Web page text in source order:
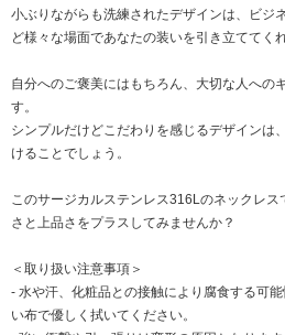
小ぶりながらも洗練されたデザインは、ビジ
ど様々な場面であなたの装いを引き立ててく
自分へのご褒美にはもちろん、大切な人への
す。
シンプルだけどこだわりを感じるデザインは
けることでしょう。
このサージカルステンレス316Lのネックレ
さと上品さをプラスしてみませんか？
＜取り扱い注意事項＞
- 水や汗、化粧品との接触により腐食する可
い布で優しく拭いてください。